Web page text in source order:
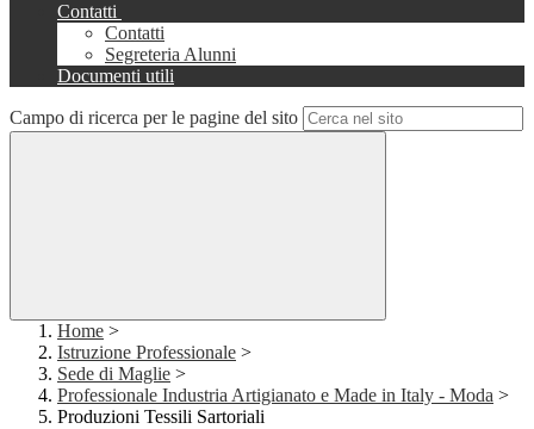
Contatti
Contatti
Segreteria Alunni
Documenti utili
Campo di ricerca per le pagine del sito
Home >
Istruzione Professionale >
Sede di Maglie >
Professionale Industria Artigianato e Made in Italy - Moda >
Produzioni Tessili Sartoriali